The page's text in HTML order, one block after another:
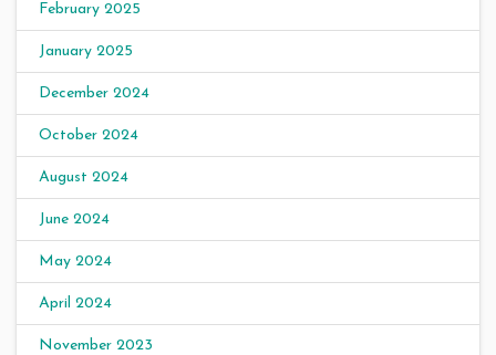
February 2025
January 2025
December 2024
October 2024
August 2024
June 2024
May 2024
April 2024
November 2023